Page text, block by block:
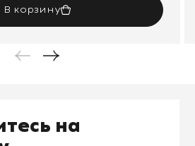
В корзину
на